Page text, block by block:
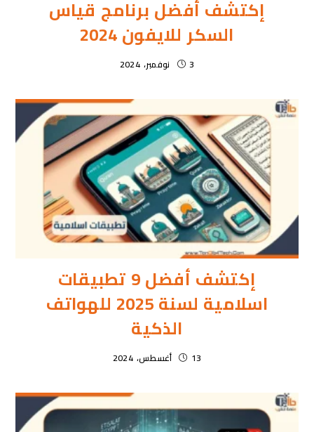
إكتشف أفضل برنامج قياس
السكر للايفون 2024
3 نوفمبر، 2024
إكتشف أفضل 9 تطبيقات
اسلامية لسنة 2025 للهواتف
الذكية
13 أغسطس، 2024